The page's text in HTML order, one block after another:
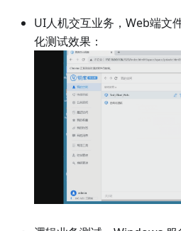
UI人机交互业务，Web端文
化测试效果：